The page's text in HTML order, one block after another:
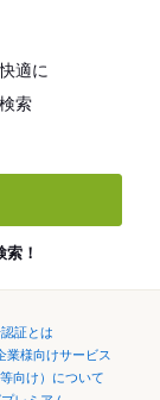
適に
索
！
証とは
業様向けサービス
向け）について